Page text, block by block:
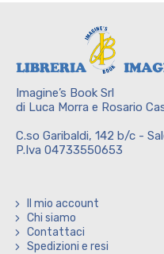
Imagine’s Book Srl
di Luca Morra e Rosario
C.so Garibaldi, 142 b/c -
P.Iva 04733550653
Il mio account
Chi siamo
Contattaci
Spedizioni e resi